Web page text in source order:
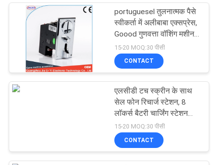
हाइब्रिड कार्ड रीडर
portuguesel तुलनात्मक पैसे
स्वीकर्ता में अलीबाबा एक्सप्रेस,
Goood गुणवत्ता वॉशिंग मशीन
सिक्का स्वीकर्ता
15-20 MOQ:30 पीसी
CONTACT
एलसीडी टच स्क्रीन के साथ
सेल फोन रिचार्ज स्टेशन, 8
लॉकर्स बैटरी चार्जिंग स्टेशन
कियोस्क
15-20 MOQ:30 पीसी
CONTACT